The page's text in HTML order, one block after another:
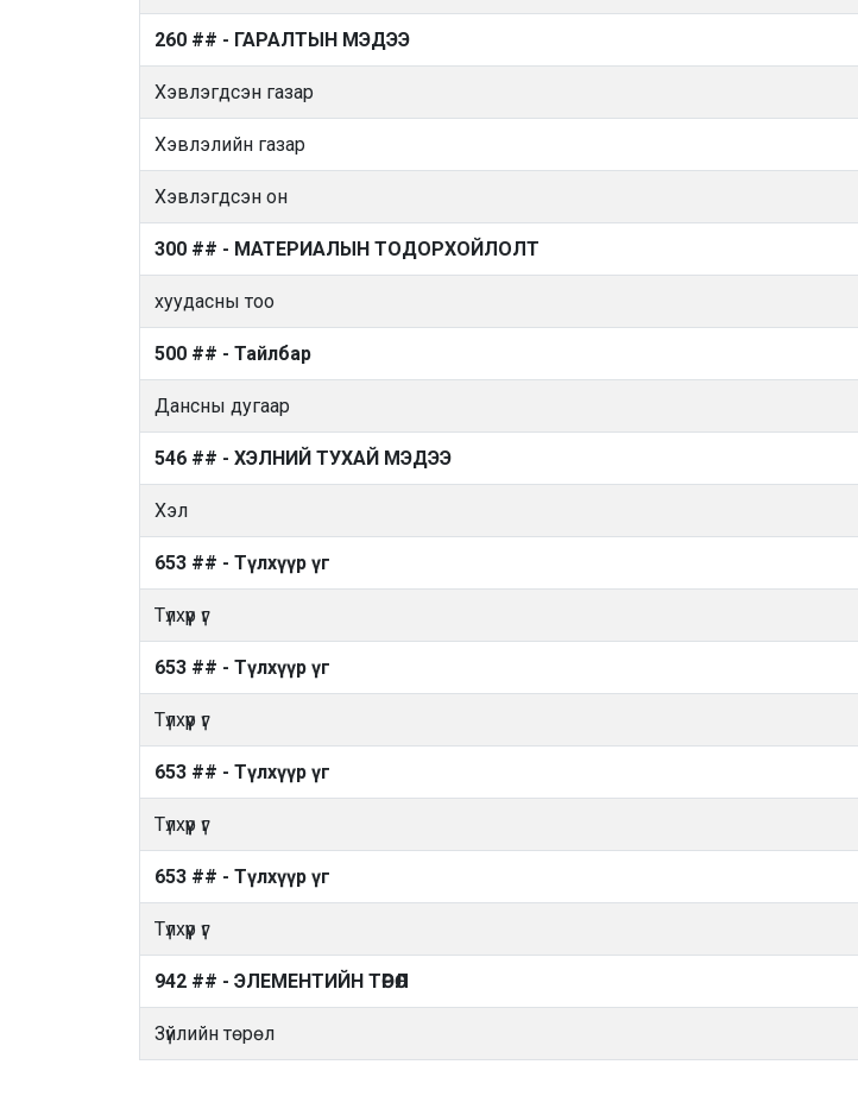
260 ## - ГАРАЛТЫН МЭДЭЭ
Хэвлэгдсэн газар
Хэвлэлийн газар
Хэвлэгдсэн он
300 ## - МАТЕРИАЛЫН ТОДОРХОЙЛОЛТ
хуудасны тоо
500 ## - Тайлбар
Дансны дугаар
546 ## - ХЭЛНИЙ ТУХАЙ МЭДЭЭ
Хэл
653 ## - Түлхүүр үг
Түлхүүр үг
653 ## - Түлхүүр үг
Түлхүүр үг
653 ## - Түлхүүр үг
Түлхүүр үг
653 ## - Түлхүүр үг
Түлхүүр үг
942 ## - ЭЛЕМЕНТИЙН ТӨРӨЛ
Зүйлийн төрөл